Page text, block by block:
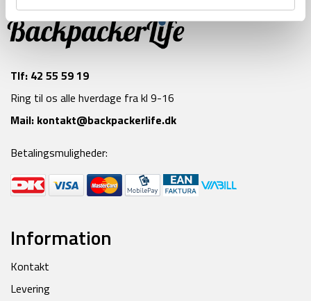
Tlf: 42 55 59 19
Ring til os alle hverdage fra kl 9-16
Mail: kontakt@backpackerlife.dk
Betalingsmuligheder:
Information
Kontakt
Levering